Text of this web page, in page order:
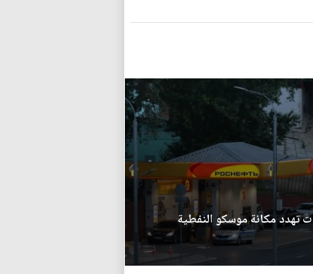
تهدد مكانة موسكو النفطية